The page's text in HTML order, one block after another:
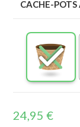
CACHE-
24,95€